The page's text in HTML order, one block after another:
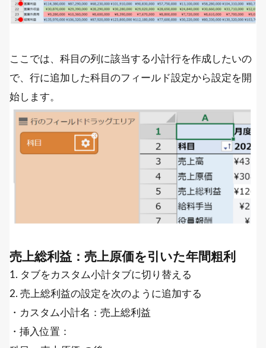
ここでは、科目の列に該当する小計行を作成したいの
で、行に追加した科目のフィールド設定から設定を開
始します。
売上総利益：売上原価を引いた年間粗利
1. タブをカスタム小計タブに切り替える
2. 売上総利益の設定を次のように追加する
・カスタム小計名：売上総利益
・挿入位置：